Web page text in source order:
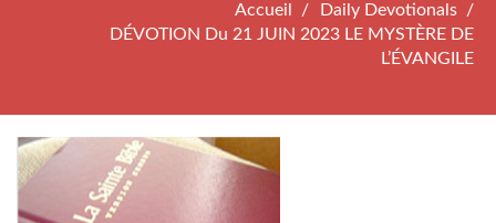
Accueil
Daily Devotionals
DÉVOTION Du 21 JUIN 2023 LE MYSTÈRE DE
L’ÉVANGILE